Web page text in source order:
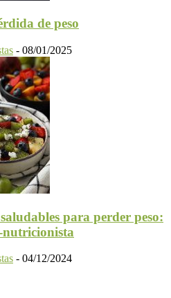
de peso
- 08/01/2025
para perder peso:
nutricionista
- 04/12/2024